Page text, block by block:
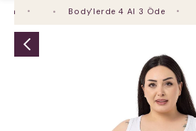
Body'lerde 4 Al 3 Öde